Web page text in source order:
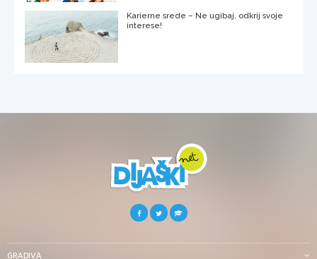
Karierne srede – Ne ugibaj, odkrij svoje
interese!
GRADIVA